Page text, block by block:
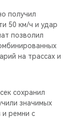
получил
50 км/ч и удар
позволил
на трассах и
сохранил
значимых
ремни с